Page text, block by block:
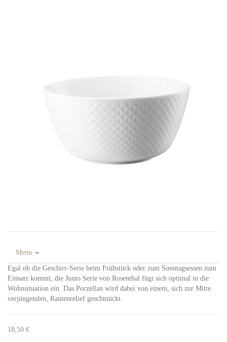
Menu
Egal ob die Geschirr-Serie beim Frühstück oder zum Sonntagsessen zum
Einsatz kommt, die Junto Serie von Rosenthal fügt sich optimal in die
Wohnsituation ein. Das Porzellan wird dabei von einem, sich zur Mitte
verjüngenden, Rautenrelief geschmückt.
18,50 €